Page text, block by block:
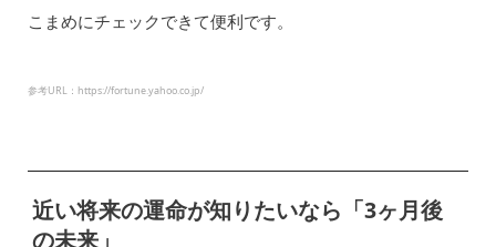
こまめにチェックできて便利です。
参考URL：https://fortune.yahoo.co.jp/
近い将来の運命が知りたいなら「3ヶ月後
の未来」